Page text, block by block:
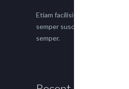
Etiam facilisis eu nisi
semper suscipit magna, nec
semper.